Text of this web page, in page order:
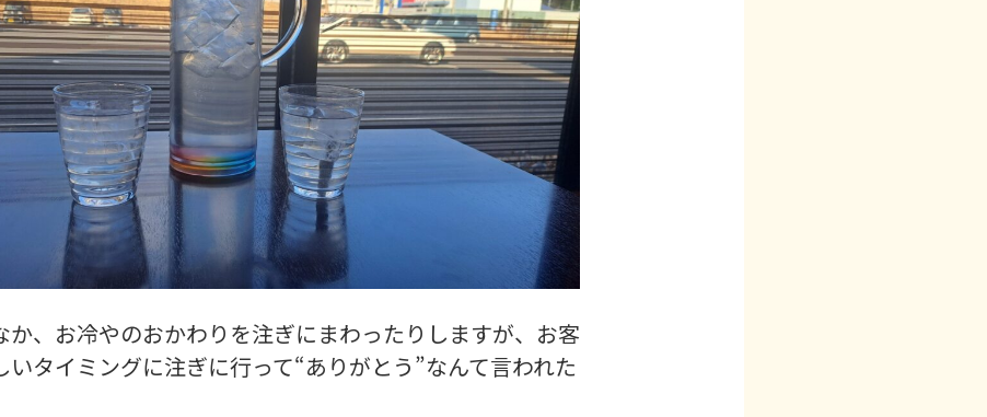
か、お冷やのおかわりを注ぎにまわったりしますが、お客
いタイミングに注ぎに行って“ありがとう”なんて言われた